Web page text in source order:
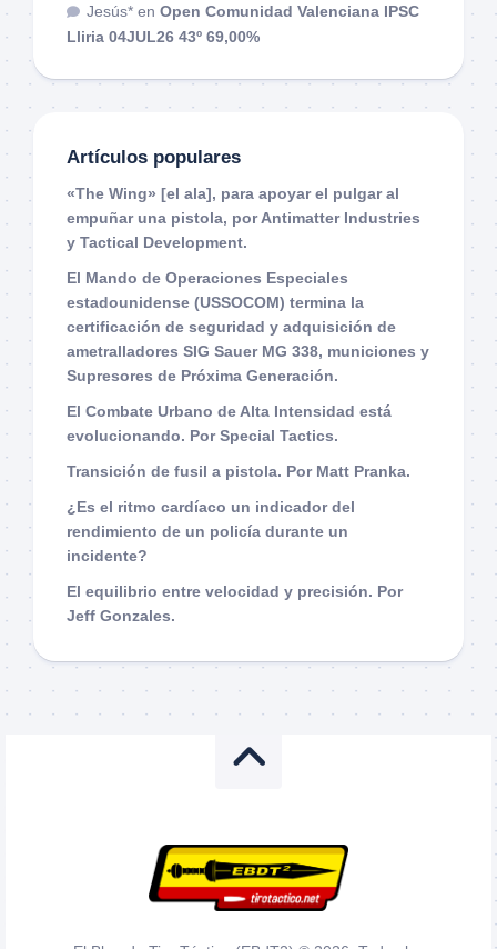
Jesús* en Open Comunidad Valenciana IPSC
Lliria 04JUL26 43º 69,00%
Artículos populares
«The Wing» [el ala], para apoyar el pulgar al
empuñar una pistola, por Antimatter Industries
y Tactical Development.
El Mando de Operaciones Especiales
estadounidense (USSOCOM) termina la
certificación de seguridad y adquisición de
ametralladores SIG Sauer MG 338, municiones y
Supresores de Próxima Generación.
El Combate Urbano de Alta Intensidad está
evolucionando. Por Special Tactics.
Transición de fusil a pistola. Por Matt Pranka.
¿Es el ritmo cardíaco un indicador del
rendimiento de un policía durante un
incidente?
El equilibrio entre velocidad y precisión. Por
Jeff Gonzales.